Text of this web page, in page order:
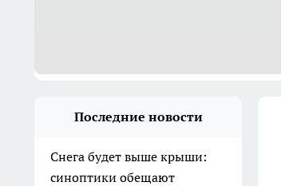
Последние новости
Снега будет выше крыши:
синоптики обещают